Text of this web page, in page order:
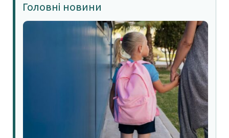
Головні новини